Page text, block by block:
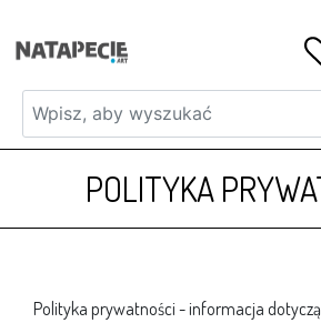
POLITYKA
Polityka prywatności - informacja